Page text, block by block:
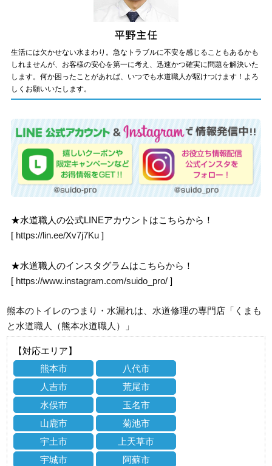
生活には欠かせない水まわり。急なトラブルに不安を感じることもあるかも
しれませんが、お客様の安心を第一に考え、迅速かつ確実に問題を解決いた
します。何か困ったことがあれば、いつでも水道職人が駆けつけます！よろ
しくお願いいたします。
★水道職人の公式LINEアカウントはこちらから！
[ https://lin.ee/Xv7j7Ku ]
★水道職人のインスタグラムはこちらから！
[ https://www.instagram.com/suido_pro/ ]
熊本のトイレのつまり・水漏れは、水道修理の専門店「くまも
と水道職人（熊本水道職人）」
【対応エリア】
熊本市
八代市
人吉市
荒尾市
水俣市
玉名市
山鹿市
菊池市
宇土市
上天草市
宇城市
阿蘇市